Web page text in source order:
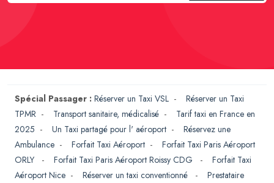
Spécial Passager : Réserver un Taxi VSL - Réserver un Taxi
TPMR - Transport sanitaire, médicalisé - Tarif taxi en France en
2025 - Un Taxi partagé pour l' aéroport - Réservez une
Ambulance - Forfait Taxi Aéroport - Forfait Taxi Paris Aéroport
ORLY
- Forfait Taxi Paris Aéroport Roissy CDG - Forfait Taxi
Aéroport Nice - Réserver un taxi conventionné - Prestataire